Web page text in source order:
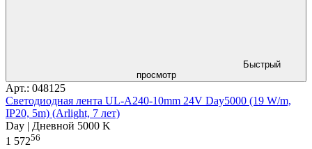
Быстрый
просмотр
Арт.: 048125
Светодиодная лента UL-A240-10mm 24V Day5000 (19 W/m,
IP20, 5m) (Arlight, 7 лет)
Day | Дневной 5000 K
1 57256